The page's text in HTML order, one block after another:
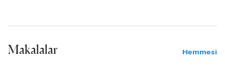
Makalalar Hemmesi